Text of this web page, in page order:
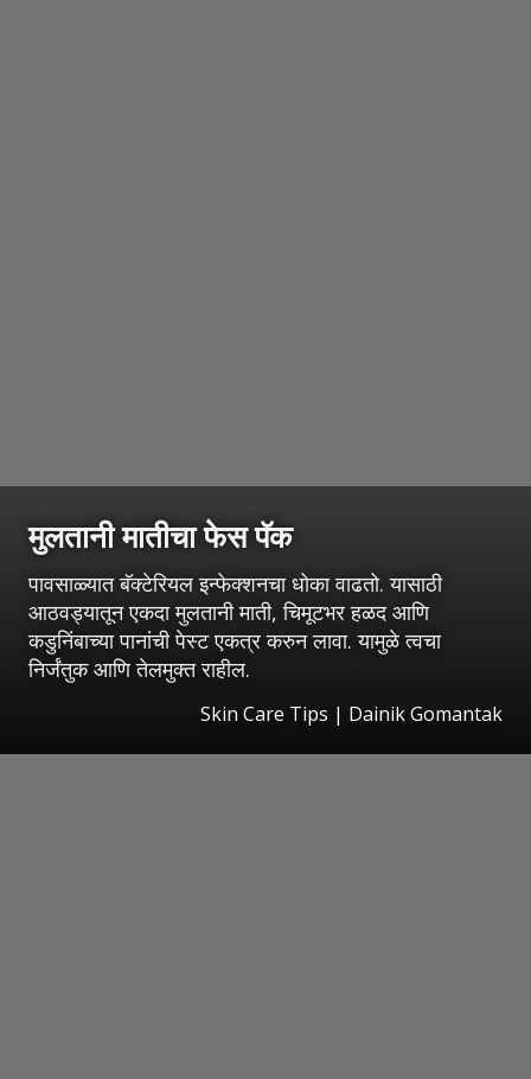
मुलतानी मातीचा फेस पॅक
पावसाळ्यात बॅक्टेरियल इन्फेक्शनचा धोका वाढतो. यासाठी
आठवड्यातून एकदा मुलतानी माती, चिमूटभर हळद आणि
कडुनिंबाच्या पानांची पेस्ट एकत्र करुन लावा. यामुळे त्वचा
निर्जंतुक आणि तेलमुक्त राहील.
Skin Care Tips | Dainik Gomantak